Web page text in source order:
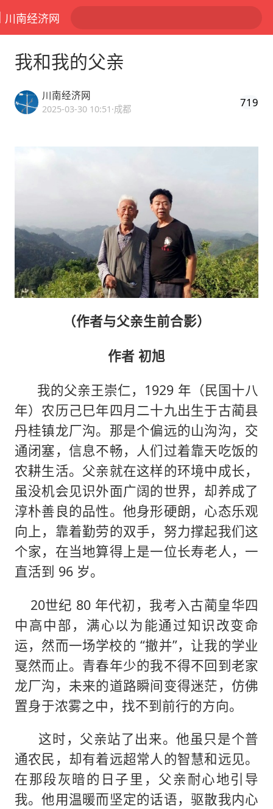
川南经济网
我和我的父亲
川南经济网
2025-03-30 10:51 ·成都 719
（作者与父亲生前合影）
作者 初旭
我的父亲王崇仁，1929 年（民国十八
年）农历己巳年四月二十九出生于古蔺县
丹桂镇龙厂沟。那是个偏远的山沟沟，交
通闭塞，信息不畅，人们过着靠天吃饭的
农耕生活。父亲就在这样的环境中成长，
虽没机会见识外面广阔的世界，却养成了
淳朴善良的品性。他身形硬朗，心态乐观
向上，靠着勤劳的双手，努力撑起我们这
个家，在当地算得上是一位长寿老人，一
直活到 96 岁。
20世纪 80 年代初，我考入古蔺皇华四
中高中部，满心以为能通过知识改变命
运，然而一场学校的 “撤并”，让我的学业
戛然而止。青春年少的我不得不回到老家
龙厂沟，未来的道路瞬间变得迷茫，仿佛
置身于浓雾之中，找不到前行的方向。
这时，父亲站了出来。他虽只是个普
通农民，却有着远超常人的智慧和远见。
在那段灰暗的日子里，父亲耐心地引导
我。他用温暖而坚定的话语，驱散我内心